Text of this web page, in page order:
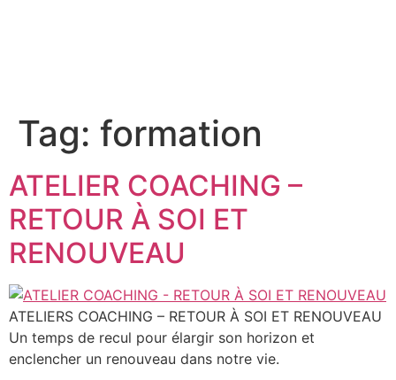
Tag: formation
ATELIER COACHING –
RETOUR À SOI ET
RENOUVEAU
ATELIERS COACHING – RETOUR À SOI ET RENOUVEAU
Un temps de recul pour élargir son horizon et
enclencher un renouveau dans notre vie.